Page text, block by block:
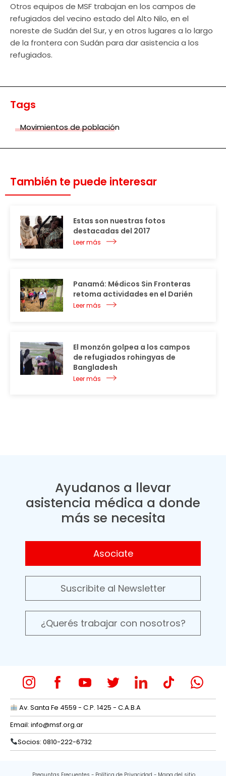
Otros equipos de MSF trabajan en los campos de
refugiados del vecino estado del Alto Nilo, en el
noreste de Sudán del Sur, y en otros lugares a lo largo
de la frontera con Sudán para dar asistencia a los
refugiados.
Tags
Movimientos de población
También te puede interesar
Estas son nuestras fotos
destacadas del 2017
Leer más
Panamá: Médicos Sin Fronteras
retoma actividades en el Darién
Leer más
El monzón golpea a los campos
de refugiados rohingyas de
Bangladesh
Leer más
Ayudanos a llevar
asistencia médica a donde
más se necesita
Asociate
Suscribite al Newsletter
¿Querés trabajar con nosotros?
Av. Santa Fe 4559 - C.P. 1425 - C.A.B.A
Email: info@msf.org.ar
Socios: 0810-222-6732